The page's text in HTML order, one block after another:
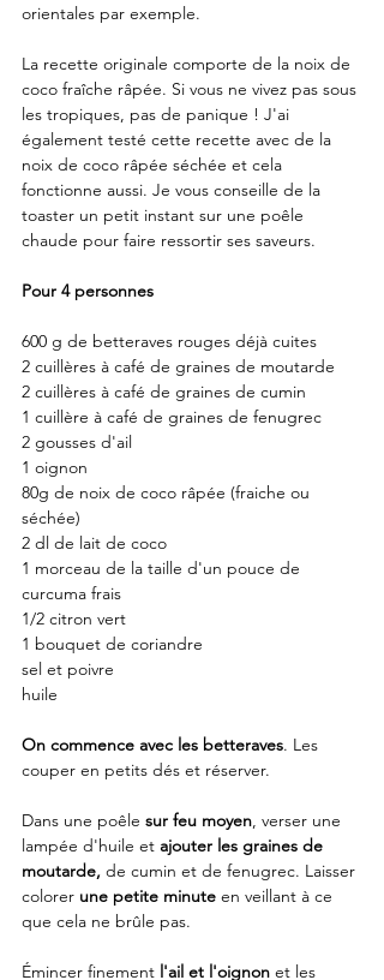
orientales par exemple.
La recette originale comporte de la noix de
coco fraîche râpée. Si vous ne vivez pas sous
les tropiques, pas de panique ! J'ai
également testé cette recette avec de la
noix de coco râpée séchée et cela
fonctionne aussi. Je vous conseille de la
toaster un petit instant sur une poêle
chaude pour faire ressortir ses saveurs.
Pour 4 personnes
600 g de betteraves rouges déjà cuites
2 cuillères à café de graines de moutarde
2 cuillères à café de graines de cumin
1 cuillère à café de graines de fenugrec
2 gousses d'ail
1 oignon
80g de noix de coco râpée (fraiche ou
séchée)
2 dl de lait de coco
1 morceau de la taille d'un pouce de
curcuma frais
1/2 citron vert
1 bouquet de coriandre
sel et poivre
huile
On commence avec les betteraves. Les
couper en petits dés et réserver.
Dans une poêle sur feu moyen, verser une
lampée d'huile et ajouter les graines de
moutarde, de cumin et de fenugrec. Laisser
colorer une petite minute en veillant à ce
que cela ne brûle pas.
Émincer finement l'ail et l'oignon et les